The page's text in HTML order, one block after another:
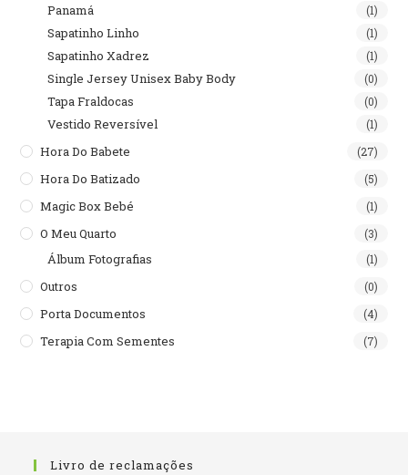
Panamá (1)
Sapatinho Linho (1)
Sapatinho Xadrez (1)
Single Jersey Unisex Baby Body (0)
Tapa Fraldocas (0)
Vestido Reversível (1)
Hora Do Babete (27)
Hora Do Batizado (5)
Magic Box Bebé (1)
O Meu Quarto (3)
Álbum Fotografias (1)
Outros (0)
Porta Documentos (4)
Terapia Com Sementes (7)
Livro de reclamações